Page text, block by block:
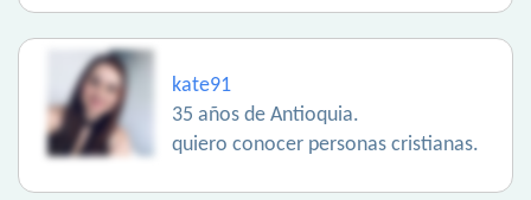
kate91
35 años de Antioquia.
quiero conocer personas cristianas.